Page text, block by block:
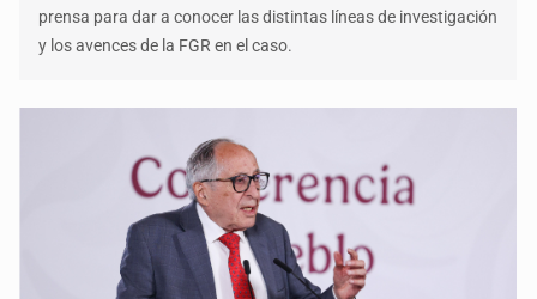
prensa para dar a conocer las distintas líneas de investigación
y los avences de la FGR en el caso.